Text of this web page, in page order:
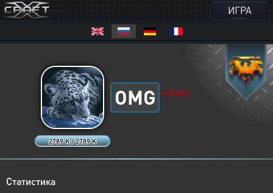
ИГРА
2789 K / 2789 K
OMG HUMANS
Статистика